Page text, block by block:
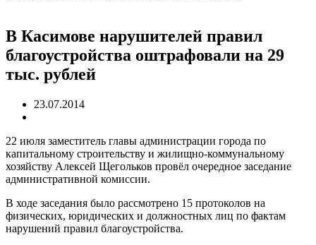
В Касимове нарушителей правил
благоустройства оштрафовали на 29
тыс. рублей
23.07.2014
22 июля заместитель главы администрации города по
капитальному строительству и жилищно-коммунальному
хозяйству Алексей Щегольков провёл очередное заседание
административной комиссии.
В ходе заседания было рассмотрено 15 протоколов на
физических, юридических и должностных лиц по фактам
нарушений правил благоустройства.